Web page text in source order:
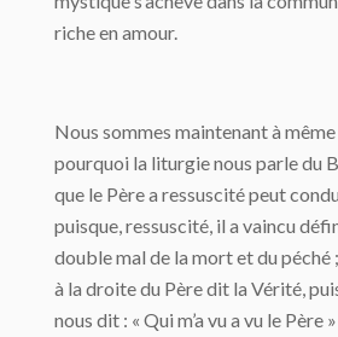
riche en amour.
Nous sommes maintenant à
pourquoi la liturgie nous parle du
que le Père a ressuscité peut
puisque, ressuscité, il a vaincu
double mal de la mort et du péché
à la droite du Père dit la Vérité,
nous dit : « Qui m’a vu a vu le Père